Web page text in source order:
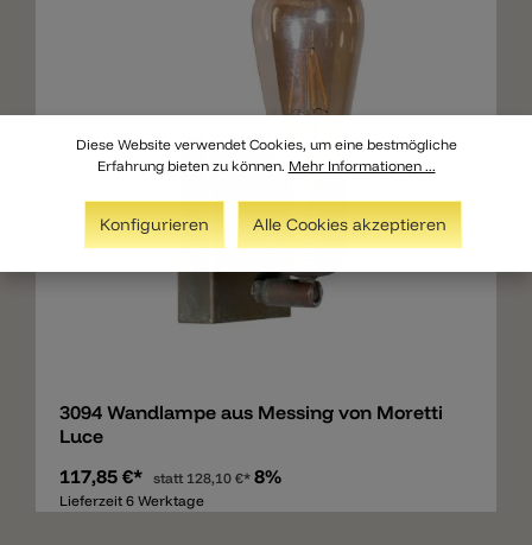
3094 Wandlampe aus Messing von Moretti
Luce
117,85 €* statt 128,10 €* 8%
Lieferzeit 6 Werktage
Diese Website verwendet Cookies, um eine bestmögliche
Erfahrung bieten zu können. Mehr Informationen ...
Konfigurieren Alle Cookies akzeptieren